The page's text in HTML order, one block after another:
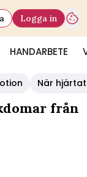
HANDARBETE
Logga in
När
från